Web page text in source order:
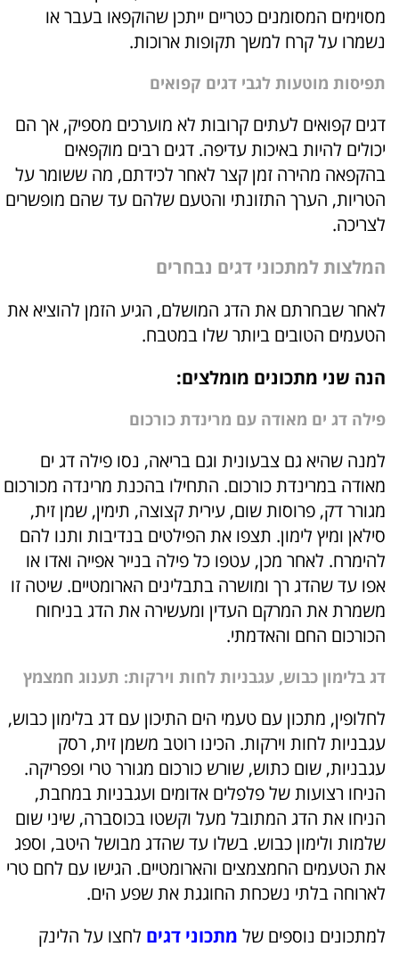
מסוימים המסומנים כטריים ייתכן שהוקפאו בעבר או
נשמרו על קרח למשך תקופות ארוכות.
תפיסות מוטעות לגבי דגים קפואים
דגים קפואים לעתים קרובות לא מוערכים מספיק, אך הם
יכולים להיות באיכות עדיפה. דגים רבים מוקפאים
בהקפאה מהירה זמן קצר לאחר לכידתם, מה ששומר על
הטריות, הערך התזונתי והטעם שלהם עד שהם מופשרים
לצריכה.
המלצות למתכוני דגים נבחרים
לאחר שבחרתם את הדג המושלם, הגיע הזמן להוציא את
הטעמים הטובים ביותר שלו במטבח.
הנה שני מתכונים מומלצים:
פילה דג ים מאודה עם מרינדת כורכום
למנה שהיא גם צבעונית וגם בריאה, נסו פילה דג ים
מאודה במרינדת כורכום. התחילו בהכנת מרינדה מכורכום
מגורר דק, פרוסות שום, עירית קצוצה, תימין, שמן זית,
סילאן ומיץ לימון. תצפו את הפילטים בנדיבות ותנו להם
להימרח. לאחר מכן, עטפו כל פילה בנייר אפייה ואדו או
אפו עד שהדג רך ומושרה בתבלינים הארומטיים. שיטה זו
משמרת את המרקם העדין ומעשירה את הדג בניחוח
הכורכום החם והאדמתי.
דג בלימון כבוש, עגבניות לחות וירקות: תענוג חמצמץ
לחלופין, מתכון עם טעמי הים התיכון עם דג בלימון כבוש,
עגבניות לחות וירקות. הכינו רוטב משמן זית, רסק
עגבניות, שום כתוש, שורש כורכום מגורר טרי ופפריקה.
הניחו רצועות של פלפלים אדומים ועגבניות במחבת,
הניחו את הדג המתובל מעל וקשטו בכוסברה, שיני שום
שלמות ולימון כבוש. בשלו עד שהדג מבושל היטב, וספג
את הטעמים החמצמצים והארומטיים. הגישו עם לחם טרי
לארוחה בלתי נשכחת החוגגת את שפע הים.
למתכונים נוספים של מתכוני דגים לחצו על הלינק